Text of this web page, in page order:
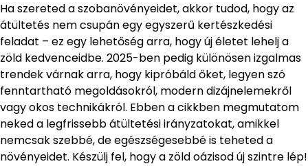
Ha szereted a szobanövényeidet, akkor tudod, hogy az
átültetés nem csupán egy egyszerű kertészkedési
feladat – ez egy lehetőség arra, hogy új életet lehelj a
zöld kedvenceidbe. 2025-ben pedig különösen izgalmas
trendek várnak arra, hogy kipróbáld őket, legyen szó
fenntartható megoldásokról, modern dizájnelemekről
vagy okos technikákról. Ebben a cikkben megmutatom
neked a legfrissebb átültetési irányzatokat, amikkel
nemcsak szebbé, de egészségesebbé is teheted a
növényeidet. Készülj fel, hogy a zöld oázisod új szintre lép!